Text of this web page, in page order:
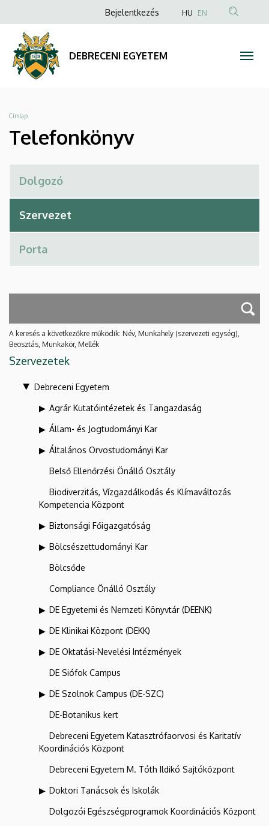
Telefonkönyv
DEBRECENI
EGYETEM
a
tartalomra
Anonim
menüje
Bejelentkezés HU EN
DEBRECENI EGYETEM
Morzsa
Címlap
Telefonkönyv
A keresés a következőkre működik: Név, Munkahely (szervezeti egység),
Beosztás, Munkakör, Mellék
Szervezetek
Debreceni Egyetem
Agrár Kutatóintézetek és Tangazdaság
Állam- és Jogtudományi Kar
Általános Orvostudományi Kar
Belső Ellenőrzési Önálló Osztály
Biodiverzitás, Vízgazdálkodás és Klímaváltozás
Kompetencia Központ
Biztonsági Főigazgatóság
Bölcsészettudományi Kar
Bölcsőde
Compliance Önálló Osztály
DE Egyetemi és Nemzeti Könyvtár (DEENK)
DE Klinikai Központ (DEKK)
DE Oktatási-Nevelési Intézmények
DE Siófok Campus
DE Szolnok Campus (DE-SZC)
DE-Botanikus kert
Debreceni Egyetem Katasztrófaorvosi és Karitatív
Koordinációs Központ
Debreceni Egyetem M. Tóth Ildikó Sajtóközpont
Doktori Tanácsok és Iskolák
Dolgozói Egészségprogramok Koordinációs Központ